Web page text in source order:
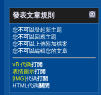
發表文章規則
您不可以發起新主題
您不可以回應主題
您不可以 上傳附加檔案
您不可以編輯您的文章
vB 代碼打開
表情圖示打開
[IMG]代碼打開
HTML代碼關閉